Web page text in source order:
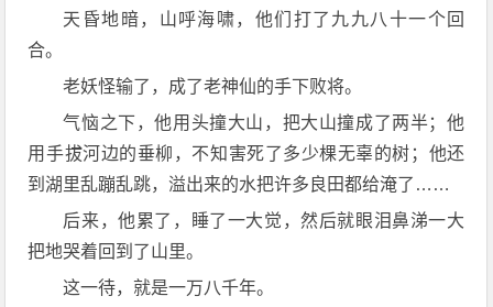
天昏地暗，山呼海啸，他们打了九九八十一个回
合。
老妖怪输了，成了老神仙的手下败将。
气恼之下，他用头撞大山，把大山撞成了两半；他
用手拔河边的垂柳，不知害死了多少棵无辜的树；他还
到湖里乱蹦乱跳，溢出来的水把许多良田都给淹了……
后来，他累了，睡了一大觉，然后就眼泪鼻涕一大
把地哭着回到了山里。
这一待，就是一万八千年。